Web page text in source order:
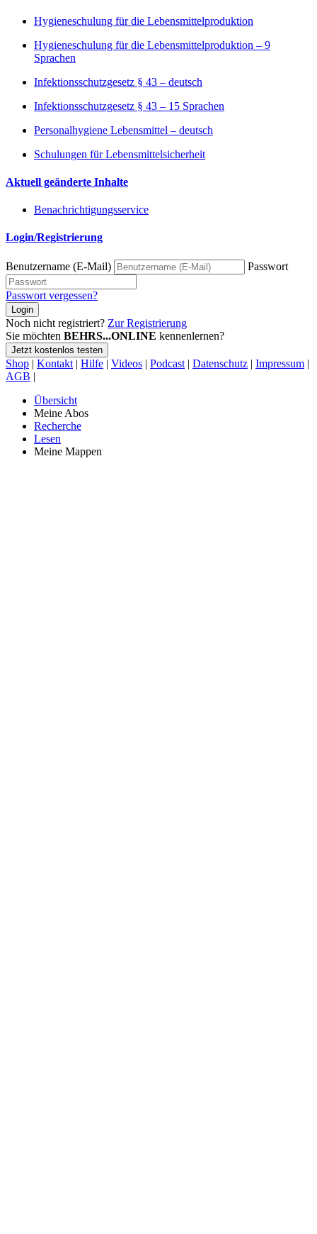
Hygieneschulung für die Lebensmittelproduktion
Hygieneschulung für die Lebensmittelproduktion – 9
Sprachen
Infektionsschutzgesetz § 43 – deutsch
Infektionsschutzgesetz § 43 – 15 Sprachen
Personalhygiene Lebensmittel – deutsch
Schulungen für Lebensmittelsicherheit
Aktuell geänderte Inhalte
Benachrichtigungsservice
Login/Registrierung
Benutzername (E-Mail) Passwort
Passwort vergessen?
Login
Noch nicht registriert? Zur Registrierung
Sie möchten BEHRS...ONLINE kennenlernen?
Jetzt kostenlos testen
Shop | Kontakt | Hilfe | Videos | Podcast | Datenschutz | Impressum |
AGB |
Übersicht
Meine Abos
Recherche
Lesen
Meine Mappen